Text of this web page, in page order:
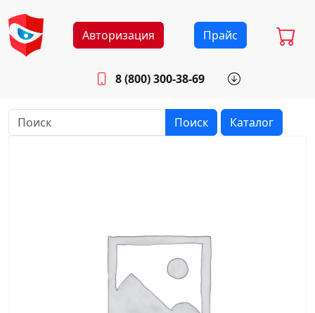
Авторизация Прайс
8 (800) 300-38-69
Будни: 8.30 - 17.00
Поиск Каталог